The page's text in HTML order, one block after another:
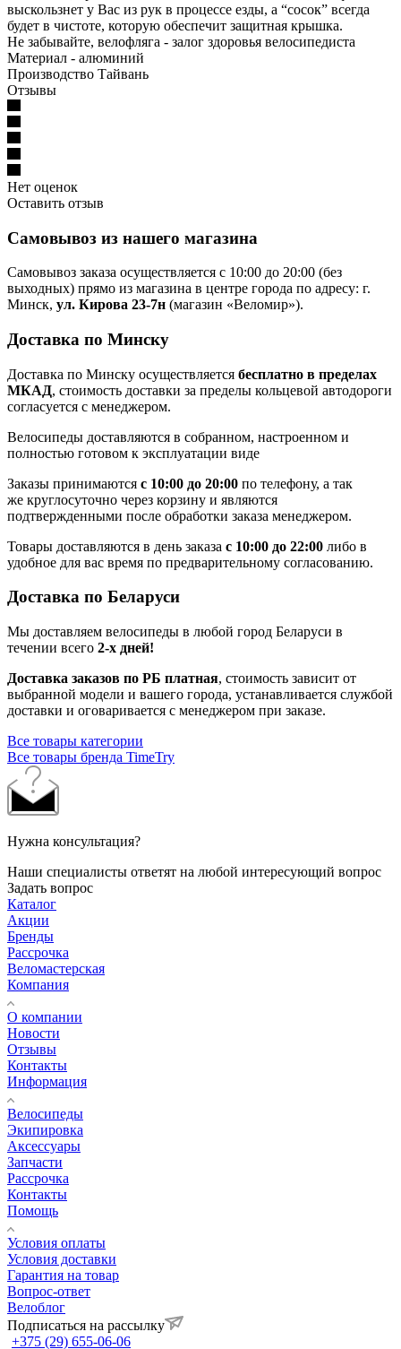
выскользнет у Вас из рук в процессе езды, а “сосок” всегда
будет в чистоте, которую обеспечит защитная крышка.
Не забывайте, велофляга - залог здоровья велосипедиста
Материал - алюминий
Производство Тайвань
Отзывы
Нет оценок
Оставить отзыв
Самовывоз из нашего магазина
Самовывоз заказа осуществляется с 10:00 до 20:00 (без
выходных) прямо из магазина в центре города по адресу: г.
Минск, ул. Кирова 23-7н (магазин «Веломир»).
Доставка по Минску
Доставка по Минску осуществляется бесплатно в пределах
МКАД, стоимость доставки за пределы кольцевой автодороги
согласуется с менеджером.
Велосипеды доставляются в собранном, настроенном и
полностью готовом к эксплуатации виде
Заказы принимаются с 10:00 до 20:00 по телефону, а так
же круглосуточно через корзину и являются
подтвержденными после обработки заказа менеджером.
Товары доставляются в день заказа с 10:00 до 22:00 либо в
удобное для вас время по предварительному согласованию.
Доставка по Беларуси
Мы доставляем велосипеды в любой город Беларуси в
течении всего 2-х дней!
Доставка заказов по РБ платная, стоимость зависит от
выбранной модели и вашего города, устанавливается службой
доставки и оговаривается с менеджером при заказе.
Все товары категории
Все товары бренда TimeTry
Нужна консультация?
Наши специалисты ответят на любой интересующий вопрос
Задать вопрос
Каталог
Акции
Бренды
Рассрочка
Веломастерская
Компания
О компании
Новости
Отзывы
Контакты
Информация
Велосипеды
Экипировка
Аксессуары
Запчасти
Рассрочка
Контакты
Помощь
Условия оплаты
Условия доставки
Гарантия на товар
Вопрос-ответ
Велоблог
Подписаться на рассылку
+375 (29) 655-06-06